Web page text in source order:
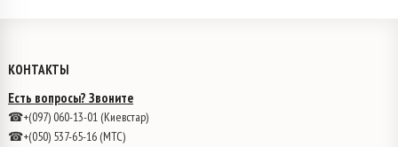
КОНТАКТЫ
Есть вопросы? Звоните
☎+(097) 060-13-01 (Киевстар)
☎+(050) 537-65-16 (МТС)